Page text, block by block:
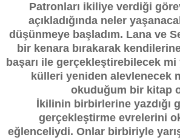
Patronları ikiliye verdiği
açıkladığında neler
düşünmeye başladım. Lana ve
bir kenara bırakarak
başarı ile gerçekleştirebilecek mi
külleri yeniden alevlenecek
okuduğum bir kitap
İkilinin birbirlerine yazdığı
gerçekleştirme evrelerini
eğlenceliydi. Onlar birbiriyle